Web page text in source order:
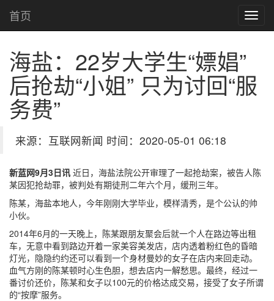
首页
海盐：22岁大学生“嫖娼”
后抢劫“小姐” 只为讨回“服
务费”
来源：互联网新闻 时间：2020-05-01 06:18
新蓝网9月3日讯 近日，海盐法院公开审理了一起抢劫案，被告人陈
某因犯抢劫罪，被判处有期徒刑二年六个月，缓刑三年。
陈某，海盐本地人，今年刚刚大学毕业，模样清秀，是个公认的帅
小伙。
2014年6月的一天晚上，陈某跟朋友聚会后就一个人在路边等出租
车，无意中看到路边开着一家美容美发店，店内透着粉红色的昏暗
灯光，隐隐约约还可以看到一个身材曼妙的女子在店内来回走动。
血气方刚的陈某顿时心生色胆，想去店内一解愁思。最终，经过一
番讨价还价，陈某和女子以100元的价格达成交易，接受了女子所谓
的“按摩”服务。